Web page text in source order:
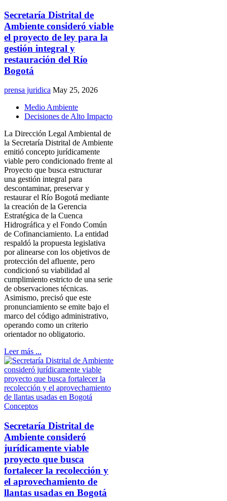
Secretaría Distrital de
Ambiente consideró viable
el proyecto de ley para la
gestión integral y
restauración del Río
Bogotá
prensa juridica May 25, 2026
Medio Ambiente
Decisiones de Alto Impacto
La Dirección Legal Ambiental de
la Secretaría Distrital de Ambiente
emitió concepto jurídicamente
viable pero condicionado frente al
Proyecto que busca estructurar
una gestión integral para
descontaminar, preservar y
restaurar el Río Bogotá mediante
la creación de la Gerencia
Estratégica de la Cuenca
Hidrográfica y el Fondo Común
de Cofinanciamiento. La entidad
respaldó la propuesta legislativa
por alinearse con los objetivos de
protección del afluente, pero
condicionó su viabilidad al
cumplimiento estricto de una serie
de observaciones técnicas.
Asimismo, precisó que este
pronunciamiento se emite bajo el
marco del código administrativo,
operando como un criterio
orientador no obligatorio.
Leer más ...
Conceptos
Secretaría Distrital de
Ambiente consideró
jurídicamente viable
proyecto que busca
fortalecer la recolección y
el aprovechamiento de
llantas usadas en Bogotá